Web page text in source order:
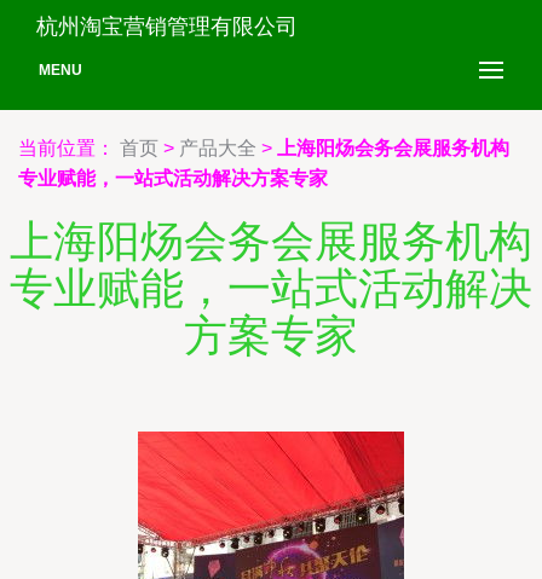
杭州淘宝营销管理有限公司
MENU
当前位置： 首页 > 产品大全 >
上海阳炀会务会展服务机构
专业赋能，一站式活动解决方案专家
上海阳炀会务会展服务机构
专业赋能，一站式活动解决
方案专家